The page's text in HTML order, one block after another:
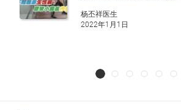
杨丕祥医生
2022年1月1日